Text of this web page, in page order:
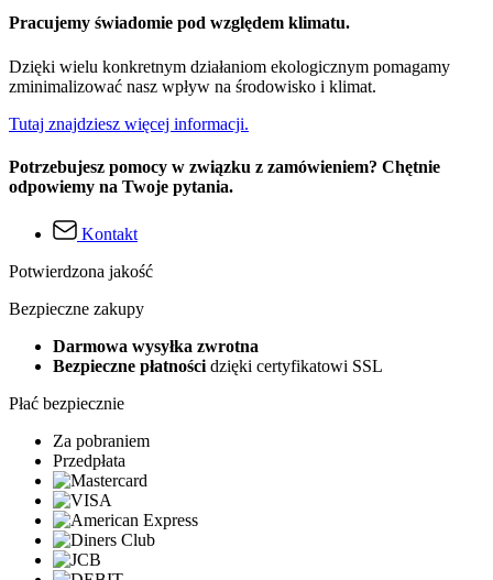
Pracujemy świadomie pod względem klimatu.
Dzięki wielu konkretnym działaniom ekologicznym pomagamy
zminimalizować nasz wpływ na środowisko i klimat.
Tutaj znajdziesz więcej informacji.
Potrzebujesz pomocy w związku z zamówieniem? Chętnie
odpowiemy na Twoje pytania.
Kontakt
Potwierdzona jakość
Bezpieczne zakupy
Darmowa wysyłka zwrotna
Bezpieczne płatności dzięki certyfikatowi SSL
Płać bezpiecznie
Za pobraniem
Przedpłata